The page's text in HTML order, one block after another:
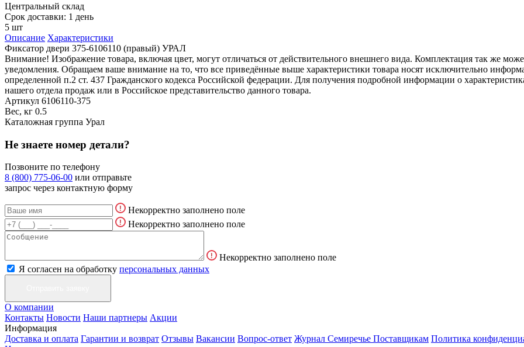
Центральный склад
Срок доставки: 1 день
5 шт
Описание Характеристики
Фиксатор двери 375-6106110 (правый) УРАЛ
Внимание! Изображение товара, включая цвет, могут отличаться от действительного внешнего вида. Комплектация так же
уведомления. Обращаем ваше внимание на то, что все приведённые выше характеристики товара носят исключительно
определенной п.2 ст. 437 Гражданского кодекса Российской федерации. Для получения подробной информации о
нашего отдела продаж или в Российское представительство данного товара.
Артикул 6106110-375
Вес, кг 0.5
Каталожная группа Урал
Не знаете номер детали?
Позвоните по телефону
8 (800) 775-06-00 или отправьте
запрос через контактную форму
Некорректно заполнено поле
Некорректно заполнено поле
Некорректно заполнено поле
Я согласен на обработку персональных данных
О компании
Контакты Новости Наши партнеры Акции
Информация
Доставка и оплата Гарантии и возврат Отзывы Вакансии Вопрос-ответ Журнал Семиречье Поставщикам Политика